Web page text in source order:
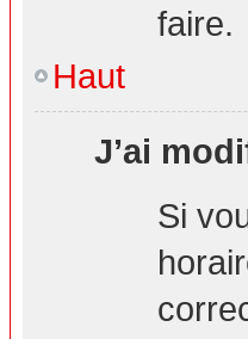
faire.
Haut
J’ai
Si